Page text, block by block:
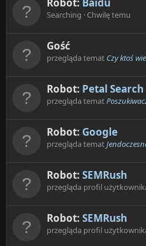
Robot: Baidu
Searching Chwilę temu
Gość
przegląda temat Czy ktoś
Robot: Petal Search
przegląda temat
Robot: Google
przegląda temat
Robot: SEMRush
przegląda profil
Robot: SEMRush
przegląda profil